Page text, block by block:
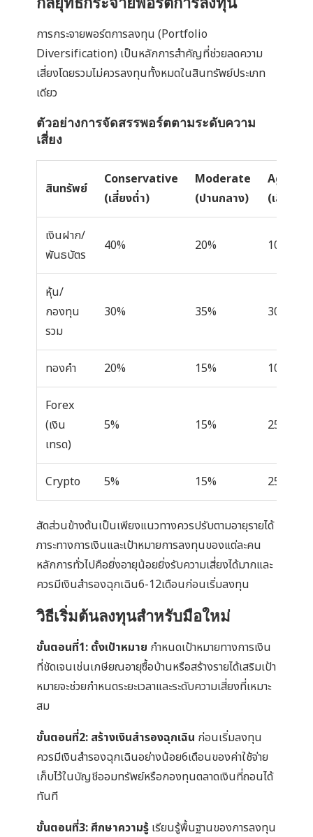
การกระจายพอร์ตการลงทุน (Portfolio
Diversification) เป็นหลักการสำคัญที่ช่วยลดความ
เสี่ยงโดยรวมไม่ควรลงทุนทั้งหมดในสินทรัพย์ประเภท
เดียว
ตัวอย่างการจัดสรรพอร์ตตามระดับความ
เสี่ยง
สินทรัพย์
Conservative
(เสี่ยงต่ำ)
Moderate
(ปานกลาง)
(เสี่ยงสูง)
เงินฝาก/
พันธบัตร
40% 20% 10%
หุ้น/
กองทุน
รวม
30% 35% 30%
ทองคำ 20% 15% 10%
Forex
(เงิน
เทรด)
5% 15% 25%
Crypto 5% 15% 25%
สัดส่วนข้างต้นเป็นเพียงแนวทางควรปรับตามอายุรายได้
ภาระทางการเงินและเป้าหมายการลงทุนของแต่ละคน
หลักการทั่วไปคือยิ่งอายุน้อยยิ่งรับความเสี่ยงได้มากและ
ควรมีเงินสำรองฉุกเฉิน6-12เดือนก่อนเริ่มลงทุน
วิธีเริ่มต้นลงทุนสำหรับมือใหม่
ขั้นตอนที่1: ตั้งเป้าหมาย กำหนดเป้าหมายทางการเงิน
ที่ชัดเจนเช่นเกษียณอายุซื้อบ้านหรือสร้างรายได้เสริมเป้า
หมายจะช่วยกำหนดระยะเวลาและระดับความเสี่ยงที่เหมาะ
สม
ขั้นตอนที่2: สร้างเงินสำรองฉุกเฉิน ก่อนเริ่มลงทุน
ควรมีเงินสำรองฉุกเฉินอย่างน้อย6เดือนของค่าใช้จ่าย
เก็บไว้ในบัญชีออมทรัพย์หรือกองทุนตลาดเงินที่ถอนได้
ทันที
ขั้นตอนที่3: ศึกษาความรู้ เรียนรู้พื้นฐานของการลงทุน